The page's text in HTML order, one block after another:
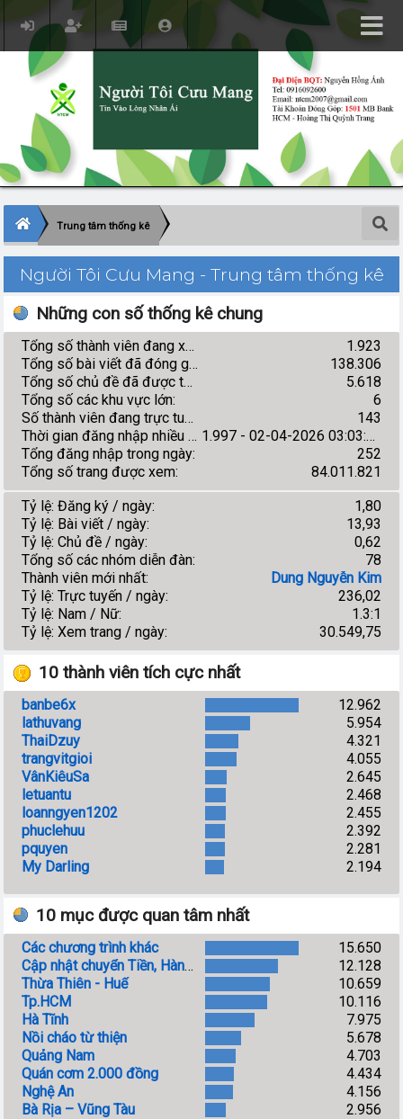
Trung tâm thống kê
Người Tôi Cưu Mang - Trung tâm thống kê
Những con số thống kê chung
Tổng số thành viên đang xây dựng diễn đàn:
1.923
Tổng số bài viết đã đóng góp:
138.306
Tổng số chủ đề đã được tạo:
5.618
Tổng số các khu vực lớn:
6
Số thành viên đang trực tuyến:
143
Thời gian đăng nhập nhiều nhất:
1.997 - 02-04-2026 03:03:11
Tổng đăng nhập trong ngày:
252
Tổng số trang được xem:
84.011.821
Tỷ lệ: Đăng ký / ngày:
1,80
Tỷ lệ: Bài viết / ngày:
13,93
Tỷ lệ: Chủ đề / ngày:
0,62
Tổng số các nhóm diễn đàn:
78
Thành viên mới nhất:
Dung Nguyễn Kim
Tỷ lệ: Trực tuyến / ngày:
236,02
Tỷ lệ: Nam / Nữ:
1.3:1
Tỷ lệ: Xem trang / ngày:
30.549,75
10 thành viên tích cực nhất
banbe6x
12.962
lathuvang
5.954
ThaiDzuy
4.321
trangvitgioi
4.055
VânKiêuSa
2.645
letuantu
2.468
loanngyen1202
2.455
phuclehuu
2.392
pquyen
2.281
My Darling
2.194
10 mục được quan tâm nhất
Các chương trình khác
15.650
Cập nhật chuyển Tiền, Hàng và Thu - Chi
12.128
Thừa Thiên - Huế
10.659
Tp.HCM
10.116
Hà Tĩnh
7.975
Nồi cháo từ thiện
5.678
Quảng Nam
4.703
Quán cơm 2.000 đồng
4.434
Nghệ An
4.156
Bà Rịa – Vũng Tàu
2.956